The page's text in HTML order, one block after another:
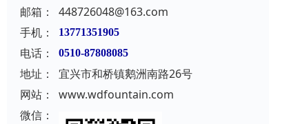
邮箱：
448726048@163.com
手机：
13771351905
电话： 0510-87808085
地址：
宜兴市和桥镇鹅洲南路26号
网站：
www.wdfountain.com
微信：